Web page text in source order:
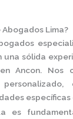
Lima?
sólida
Ancon.
Nos
es